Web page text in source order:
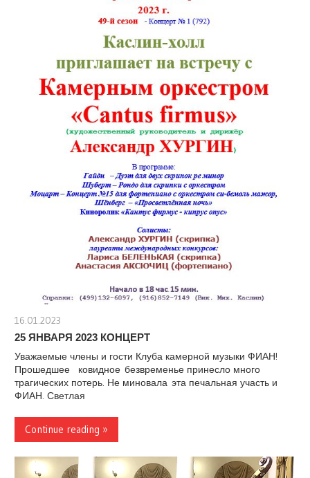
16.01.2023
25 ЯНВАРЯ 2023 КОНЦЕРТ
Уважаемые члены и гости Клуба камерной музыки ФИАН!
Прошедшее ковидное безвременье принесло много
трагических потерь. Не миновала эта печальная участь и
ФИАН. Светлая
Continue reading »